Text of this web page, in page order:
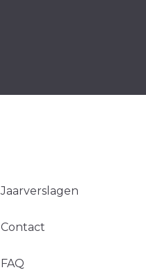
Jaarverslagen
Contact
FAQ